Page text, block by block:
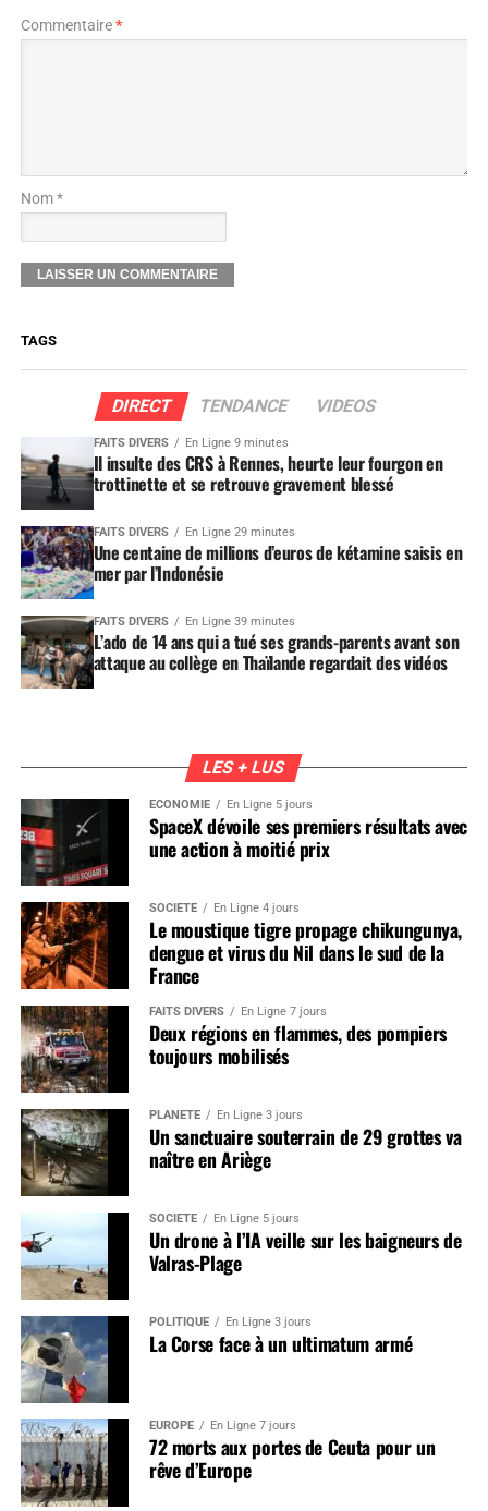
Commentaire*
Nom *
TAGS
DIRECT TENDANCE VIDEOS
FAITS DIVERS En Ligne 9 minutes
Il insulte des CRS à Rennes, heurte leur fourgon en
trottinette et se retrouve gravement blessé
FAITS DIVERS En Ligne 29 minutes
Une centaine de millions d’euros de kétamine saisis en
mer par l’Indonésie
FAITS DIVERS En Ligne 39 minutes
L’ado de 14 ans qui a tué ses grands-parents avant son
attaque au collège en Thaïlande regardait des vidéos
LES + LUS
ÉCONOMIE En Ligne 5 jours
SpaceX dévoile ses premiers résultats avec
une action à moitié prix
SOCIÉTÉ En Ligne 4 jours
Le moustique tigre propage chikungunya,
dengue et virus du Nil dans le sud de la
France
FAITS DIVERS En Ligne 7 jours
Deux régions en flammes, des pompiers
toujours mobilisés
PLANÈTE En Ligne 3 jours
Un sanctuaire souterrain de 29 grottes va
naître en Ariège
SOCIÉTÉ En Ligne 5 jours
Un drone à l’IA veille sur les baigneurs de
Valras-Plage
POLITIQUE En Ligne 3 jours
La Corse face à un ultimatum armé
EUROPE En Ligne 7 jours
72 morts aux portes de Ceuta pour un
rêve d’Europe